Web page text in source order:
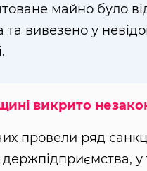
майно було
та вивезено у
викрито
провели ряд
держпідприємства,